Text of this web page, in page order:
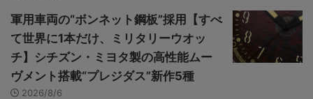
軍用車両の“ボンネット鋼板”採用【すべ
て世界に1本だけ、ミリタリーウオッ
チ】シチズン・ミヨタ製の高性能ムー
ヴメント搭載“プレジダス”新作5種
2026/8/6